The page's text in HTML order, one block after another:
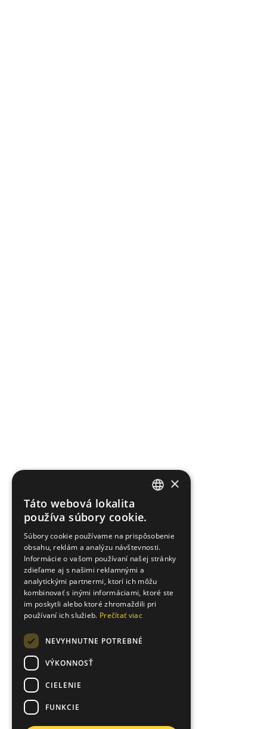
UKRAINIAN
×
Táto webová lokalita
používa súbory cookie.
Súbory cookie používame na prispôsobenie
obsahu, reklám a analýzu návštevnosti.
Informácie o vašom používaní našej stránky
zdieľame aj s našimi reklamnými a
analytickými partnermi, ktorí ich môžu
kombinovať s inými informáciami, ktoré ste
im poskytli alebo ktoré zhromaždili pri
používaní ich služieb. Prečítať viac
NEVYHNUTNE POTREBNÉ
VÝKONNOSŤ
CIELENIE
FUNKCIE